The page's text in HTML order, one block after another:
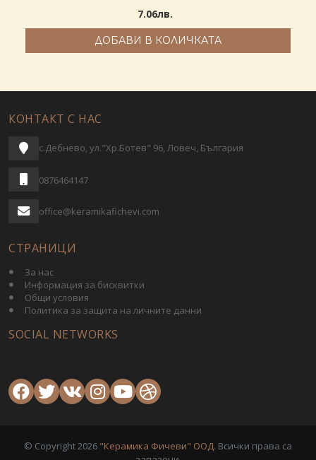
7.06лв.
ДОБАВИ В КОЛИЧКАТА
КОНТАКТ С НАС
с.Дебнево, ул."Хр.Ботев" 96, Ловеч, България
0876464147
office@keramikafichevi.com
СТРАНИЦИ
За нас
Информация за бисквитки
Общи условия
Политика за защита на личните данни
SOCIAL NETWORKS
© Copyright 2026 "Керамика Фичеви" ООД. Всички права са